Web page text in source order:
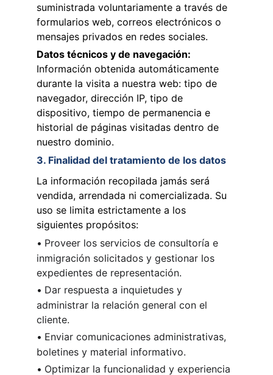
suministrada voluntariamente a través de
formularios web, correos electrónicos o
mensajes privados en redes sociales.
Datos técnicos y de navegación:
Información obtenida automáticamente
durante la visita a nuestra web: tipo de
navegador, dirección IP, tipo de
dispositivo, tiempo de permanencia e
historial de páginas visitadas dentro de
nuestro dominio.
3. Finalidad del tratamiento de los datos
La información recopilada jamás será
vendida, arrendada ni comercializada. Su
uso se limita estrictamente a los
siguientes propósitos:
• Proveer los servicios de consultoría e
inmigración solicitados y gestionar los
expedientes de representación.
• Dar respuesta a inquietudes y
administrar la relación general con el
cliente.
• Enviar comunicaciones administrativas,
boletines y material informativo.
• Optimizar la funcionalidad y experiencia